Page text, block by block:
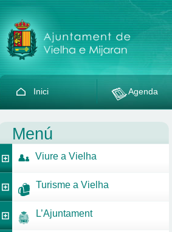
Inici Agenda
Menú
Viure a Vielha
Turisme a Vielha
L’Ajuntament